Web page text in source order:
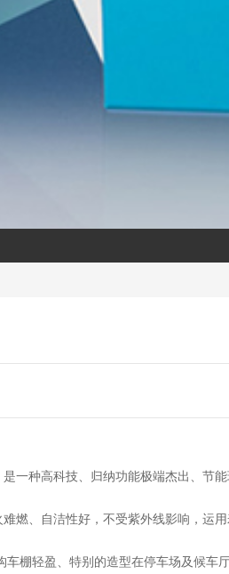
种高科技、归纳功能极端杰出、节
、自洁性好，不受紫外线影响，运
轻盈、特别的造型在停车场及候车